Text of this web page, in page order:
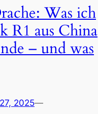
Was ich
R1 aus China
– und was
2025—